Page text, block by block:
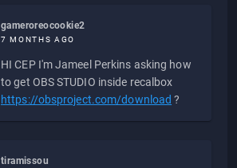
gameroreocookie2
7 MONTHS AGO
HI CEP I'm Jameel Perkins asking how
to get OBS STUDIO inside recalbox
https://obsproject.com/download ?
tiramissou